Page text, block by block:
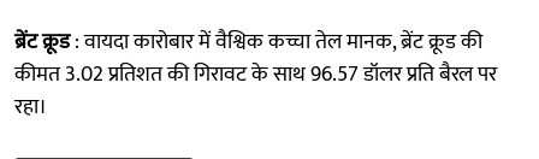
ब्रेंट क्रूड: वायदा कारोबार में वैश्विक कच्चा तेल मानक, ब्रेंट क्रूड की
कीमत 3.02 प्रतिशत की गिरावट के साथ 96.57 डॉलर प्रति बैरल पर
रहा।